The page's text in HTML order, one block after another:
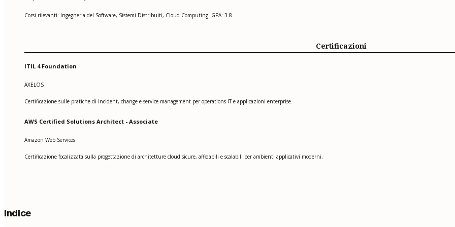
Corsi rilevanti: Ingegneria del Software, Sistemi Distribuiti, Cloud Computing. GPA: 3.8
Certificazioni
ITIL 4 Foundation
AXELOS
Certificazione sulle pratiche di incident, change e service management per operations IT e applicazioni enterprise.
AWS Certified Solutions Architect - Associate
Amazon Web Services
Certificazione focalizzata sulla progettazione di architetture cloud sicure, affidabili e scalabili per ambienti applicativi moderni.
Indice